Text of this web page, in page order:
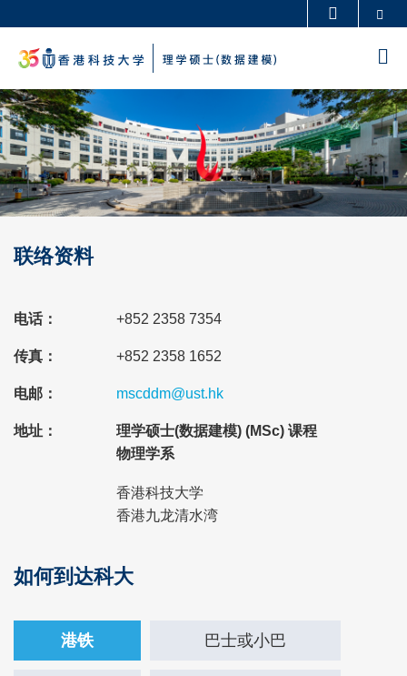
main
content
校园地图及指南 工作@科大
教授简录 认识科大
Sections
Image
Image
Left
Text
联络资料
Text
电话： +852 2358 7354
传真： +852 2358 1652
电邮： mscddm@ust.hk
地址：
理学硕士(数据建模) (MSc) 课程
物理学系
香港科技大学
香港九龙清水湾
Right
Text
如何到达科大
Area
港铁 巴士或小巴